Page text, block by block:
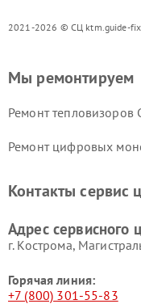
2021-2026 © СЦ ktm.guide-
Мы ремонтируем
Ремонт тепловизоров
Ремонт цифровых
Контакты сервис
Адрес сервисного
г. Кострома,
Горячая линия:
+7 (800) 301-55-83